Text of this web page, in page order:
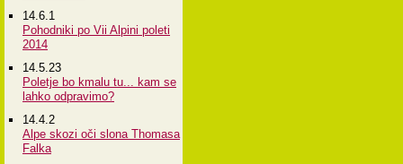
14.6.1
Pohodniki po Vii Alpini poleti
2014
14.5.23
Poletje bo kmalu tu... kam se
lahko odpravimo?
14.4.2
Alpe skozi oči slona Thomasa
Falka